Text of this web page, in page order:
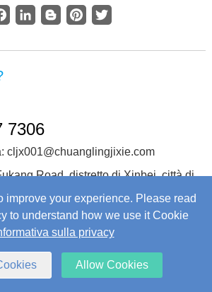
improve your experience. Please read
to understand how we use it Cookie
sulla privacy
Allow Cookies
Facebook
LinkedInBloggerPinterestTwitter
7306
cljx001@chuanglingjixie.com
Road, distretto di Xinbei, città di
di Jiangsu, Cina
Web Development
by Wangke
XML Informativa sulla privacy